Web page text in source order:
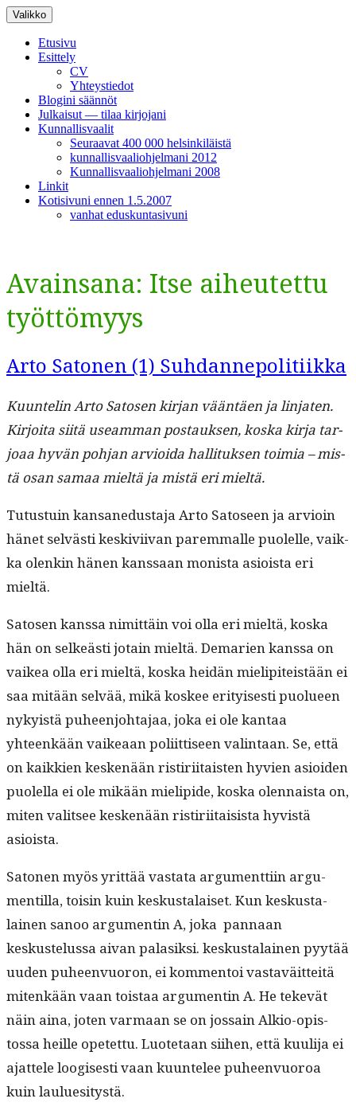
Siirry
sisältöön
Valikko
Etusivu
Esittely
CV
Yhteystiedot
Blogini säännöt
Julkaisut — tilaa kirjojani
Kunnallisvaalit
Seuraavat 400 000 helsinkiläistä
kunnallisvaaliohjelmani 2012
Kunnallisvaaliohjelmani 2008
Linkit
Kotisivuni ennen 1.5.2007
vanhat eduskuntasivuni
Avainsana: Itse aiheutettu
työttömyys
Arto Satonen (1) Suhdannepolitiikka
Kuun­telin Arto Satosen kir­jan vään­täen ja lin­jat­en.
Kir­joi­ta siitä use­am­man postauk­sen, kos­ka kir­ja tar­
joaa hyvän poh­jan arvioi­da hal­li­tuk­sen toimia – mis­
tä osan samaa mieltä ja mis­tä eri mieltä.
Tutus­tu­in kansane­dus­ta­ja Arto Satoseen ja arvioin
hänet selvästi keskivi­ivan parem­malle puolelle, vaik­
ka olenkin hänen kanssaan monista asioista eri
mieltä.
Satosen kanssa nimit­täin voi olla eri mieltä, kos­ka
hän on selkeästi jotain mieltä. Demarien kanssa on
vaikea olla eri mieltä, kos­ka hei­dän mielip­iteistään ei
saa mitään selvää, mikä kos­kee eri­tyis­es­ti puolueen
nyky­istä puheen­jo­hta­jaa, joka ei ole kan­taa
yhteenkään vaikeaan poli­it­tiseen val­in­taan. Se, että
on kaikkien keskenään ris­tiri­itais­ten hyvien asioiden
puolel­la ei ole mikään mielipi­de, kos­ka olen­naista on,
miten val­it­see keskenään ris­tiri­itai­sista hyvistä
asioista.
Sato­nen myös yrit­tää vas­ta­ta argu­ment­ti­in argu­
men­til­la, toisin kuin keskusta­laiset. Kun keskusta­
lainen sanoo argu­mentin A, joka pan­naan
keskustelus­sa aivan palasik­si. keskusta­lainen pyytää
uuden puheen­vuoron, ei kom­men­toi vas­taväit­teitä
mitenkään vaan tois­taa argu­mentin A. He tekevät
näin aina, joten var­maan se on jos­sain Alkio-opis­
tossa heille opetet­tu. Luote­taan siihen, että kuuli­ja ei
ajat­tele loogis­es­ti vaan kuun­telee puheen­vuoroa
kuin lauluesitystä.